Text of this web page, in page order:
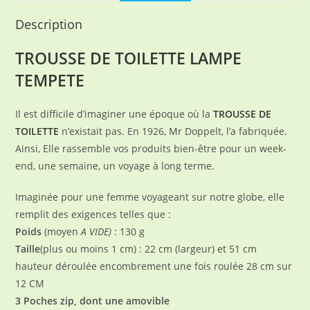
Description
TROUSSE DE TOILETTE LAMPE
TEMPETE
Il est difficile d’imaginer une époque où la TROUSSE DE
TOILETTE n’existait pas. En 1926, Mr Doppelt, l’a fabriquée.
Ainsi, Elle rassemble vos produits bien-être pour un week-
end, une semaine, un voyage à long terme.
Imaginée pour une femme voyageant sur notre globe, elle
remplit des exigences telles que :
Poids (moyenA VIDE) : 130 g
Taille(plus ou moins 1 cm) : 22 cm (largeur) et 51 cm
hauteur déroulée encombrement une fois roulée 28 cm sur
12 CM
3 Poches zip, dont une amovible